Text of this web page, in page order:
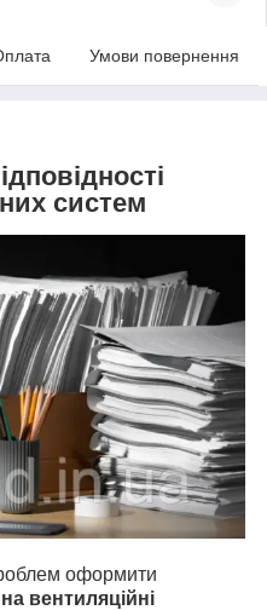
Умови повернення
систем
оформити
вентиляційні